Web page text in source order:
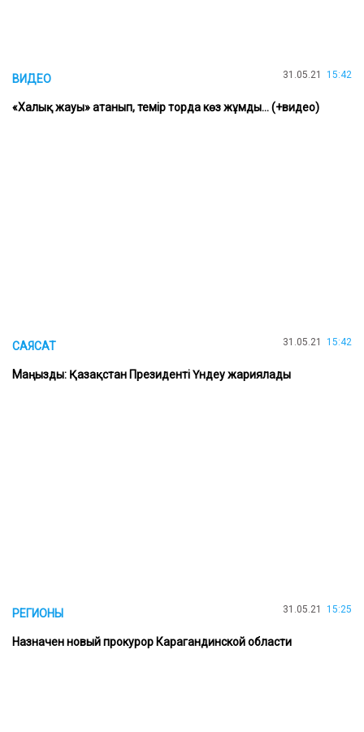
ВИДЕО 31.05.21 15:42
«Халық жауы» атанып, темір торда көз жұмды… (+видео)
САЯСАТ 31.05.21 15:42
Маңызды: Қазақстан Президенті Үндеу жариялады
РЕГИОНЫ 31.05.21 15:25
Назначен новый прокурор Карагандинской области